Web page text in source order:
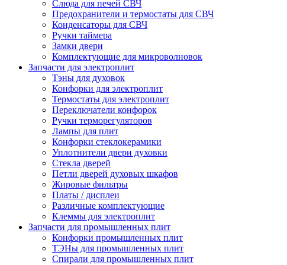
Слюда для печей СВЧ
Предохранители и термостаты для СВЧ
Конденсаторы для СВЧ
Ручки таймера
Замки двери
Комплектующие для микроволновок
Запчасти для электроплит
Тэны для духовок
Конфорки для электроплит
Термостаты для электроплит
Переключатели конфорок
Ручки терморегуляторов
Лампы для плит
Конфорки стеклокерамики
Уплотнители двери духовки
Стекла дверей
Петли дверей духовых шкафов
Жировые фильтры
Платы / дисплеи
Различные комплектующие
Клеммы для электроплит
Запчасти для промышленных плит
Конфорки промышленных плит
ТЭНы для промышленных плит
Спирали для промышленных плит